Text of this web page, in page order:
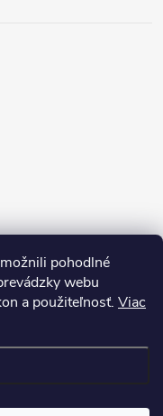
pohodlné
webu
a použiteľnosť. Viac